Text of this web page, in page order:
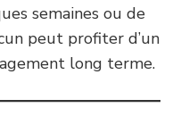
semaines ou de
peut profiter d’un
long terme.